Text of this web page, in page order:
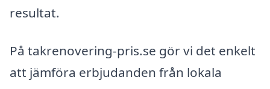
resultat.
På takrenovering-pris.se gör vi det enkelt
att jämföra erbjudanden från lokala